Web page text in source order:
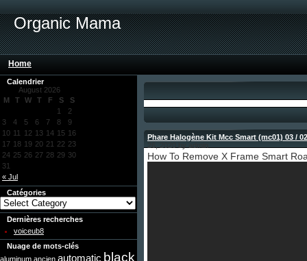
Organic Mama
Home
Calendrier
August 2026
M
T W T F S S
« Jul
1
2
3
4 5 6 7 8
9
10 11 12 13 14 15 16
17 18 19 20 21 22 23
24 25 26 27 28 29 30
31
Catégories
Dernières recherches
voiceub8
Nuage de mots-clés
aluminum ancien automatic black
Phare Halogène Kit Mcc Smart (mc01) 03 /
How To Remove X Frame Smart